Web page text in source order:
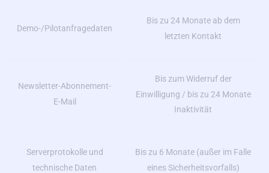
Demo-/Pilotanfragedaten
Bis zu 24 Monate ab dem
letzten Kontakt
Newsletter-Abonnement-
E-Mail
Bis zum Widerruf der
Einwilligung / bis zu 24 Monate
Inaktivität
Serverprotokolle und
technische Daten
Bis zu 6 Monate (außer im Falle
eines Sicherheitsvorfalls)